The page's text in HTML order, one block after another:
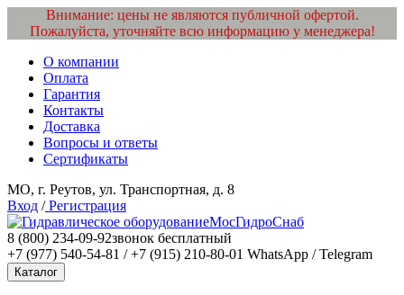
Внимание: цены не являются публичной офертой.
Пожалуйста, уточняйте всю информацию у менеджера!
О компании
Оплата
Гарантия
Контакты
Доставка
Вопросы и ответы
Сертификаты
МО, г. Реутов, ул. Транспортная, д. 8
Вход /Регистрация
МосГидроСнаб
8 (800) 234-09-92звонок бесплатный
+7 (977) 540-54-81 / +7 (915) 210-80-01 WhatsApp / Telegram
Каталог